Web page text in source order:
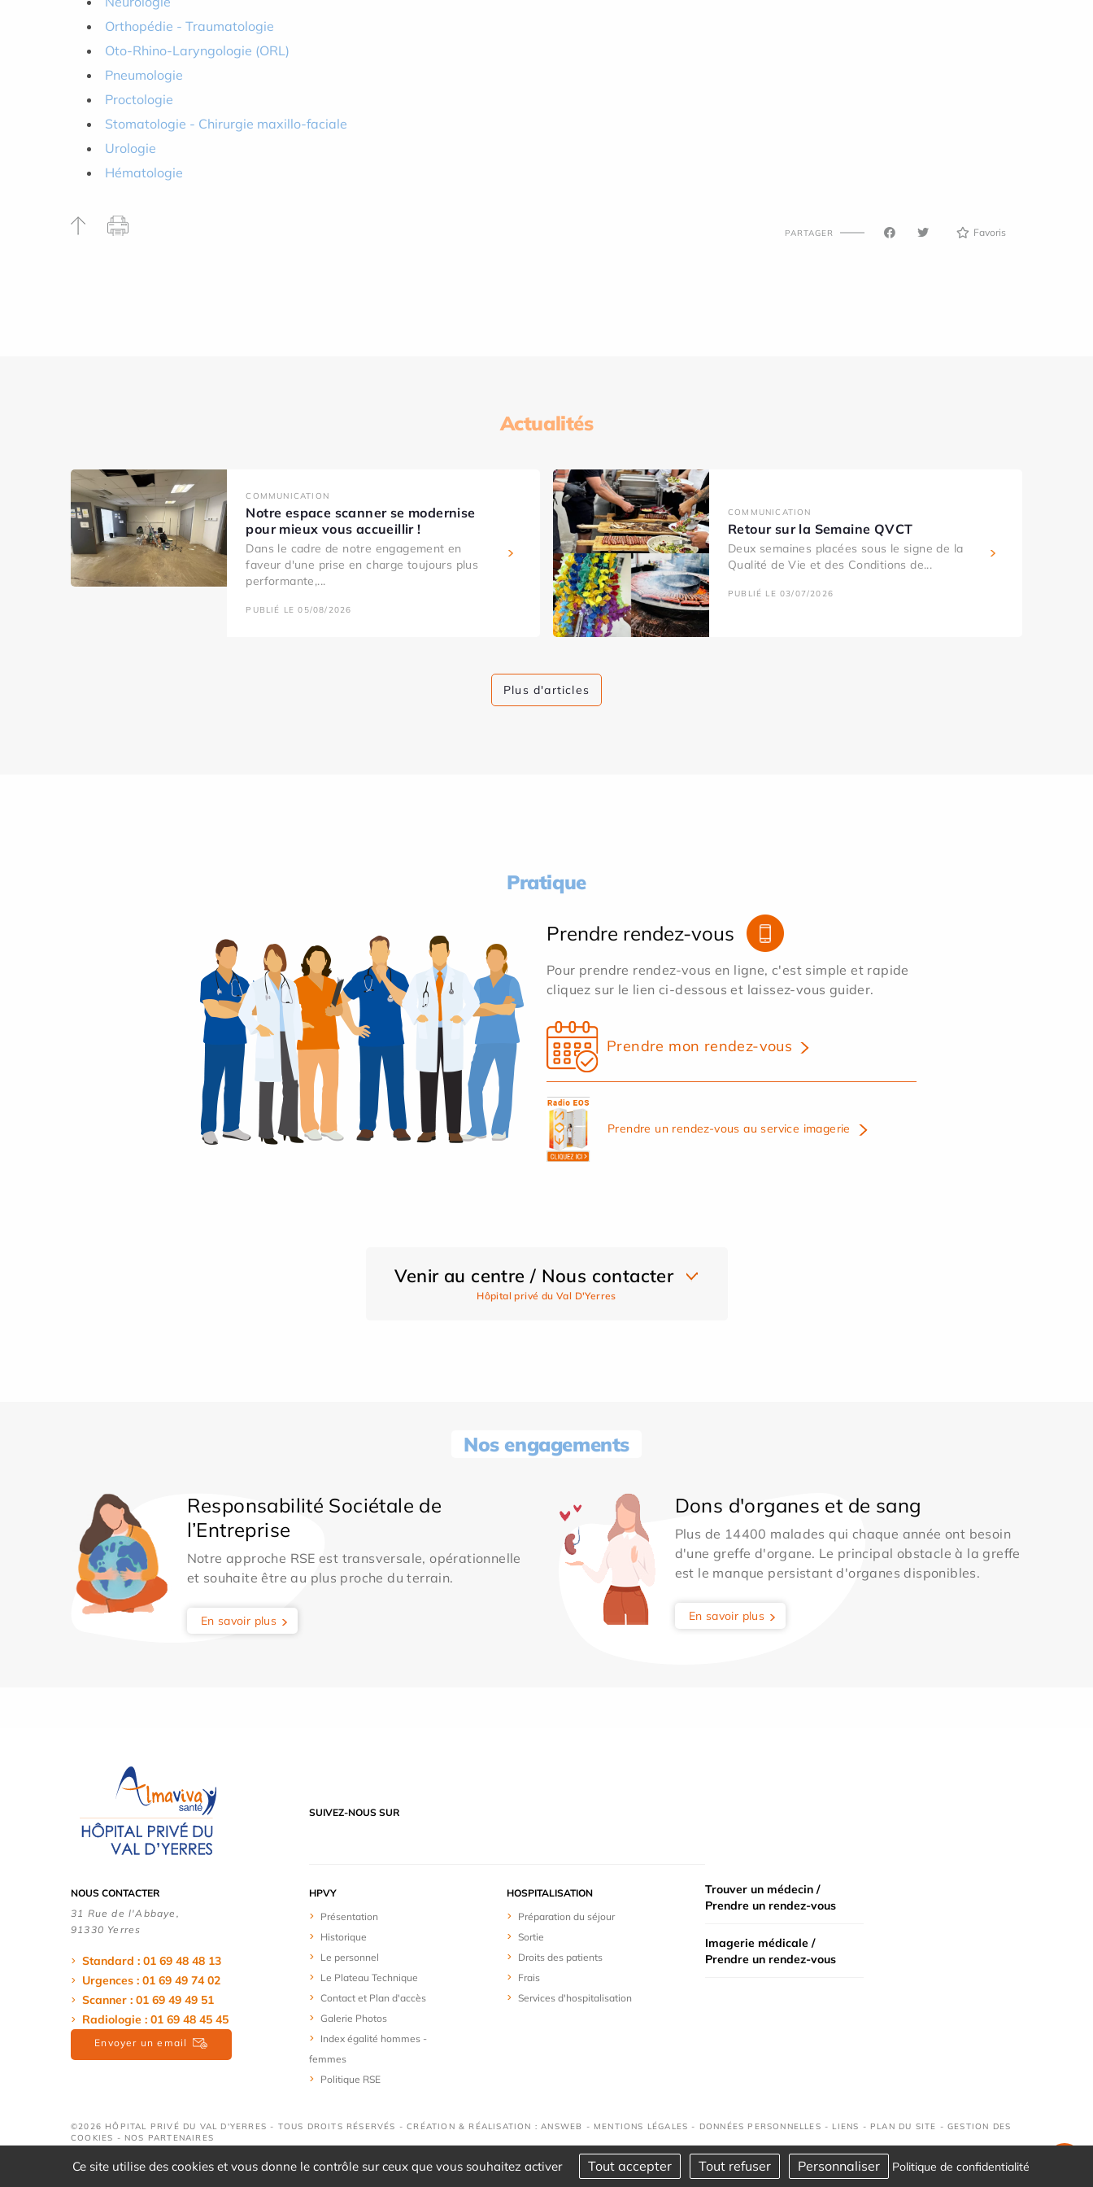
Orthopédie - Traumatologie
Oto-Rhino-Laryngologie (ORL)
Pneumologie
Proctologie
Stomatologie - Chirurgie maxillo-faciale
Urologie
Hématologie
PARTAGER Favoris
Actualités
COMMUNICATION
Notre espace scanner se modernise
pour mieux vous accueillir !
Dans le cadre de notre engagement en
faveur d'une prise en charge toujours plus
performante,...
PUBLIÉ LE 05/08/2026
COMMUNICATION
Retour sur la Semaine QVCT
Deux semaines placées sous le signe de la
Qualité de Vie et des Conditions de...
PUBLIÉ LE 03/07/2026
Plus d'articles
Pratique
Prendre rendez-vous
Pour prendre rendez-vous en ligne, c'est simple et rapide
cliquez sur le lien ci-dessous et laissez-vous guider.
Prendre mon rendez-vous
Prendre un rendez-vous au service imagerie
Venir au centre / Nous contacter
Hôpital privé du Val D'Yerres
Nos engagements
Responsabilité Sociétale de
l’Entreprise
Notre approche RSE est transversale, opérationnelle
et souhaite être au plus proche du terrain.
En savoir plus
Dons d'organes et de sang
Plus de 14400 malades qui chaque année ont besoin
d'une greffe d'organe. Le principal obstacle à la greffe
est le manque persistant d'organes disponibles.
En savoir plus
SUIVEZ-NOUS SUR
NOUS CONTACTER
31 Rue de l'Abbaye,
91330 Yerres
Standard : 01 69 48 48 13
Urgences : 01 69 49 74 02
Scanner : 01 69 49 49 51
Radiologie : 01 69 48 45 45
Envoyer un email
HPVY
Présentation
Historique
Le personnel
Le Plateau Technique
Contact et Plan d'accès
Galerie Photos
Index égalité hommes -
femmes
Politique RSE
HOSPITALISATION
Préparation du séjour
Sortie
Droits des patients
Frais
Services d'hospitalisation
Trouver un médecin /
Prendre un rendez-vous
Imagerie médicale /
Prendre un rendez-vous
©2026 HÔPITAL PRIVÉ DU VAL D'YERRES - TOUS DROITS RÉSERVÉS - CRÉATION & RÉALISATION : ANSWEB - MENTIONS LÉGALES - DONNÉES PERSONNELLES - LIENS - PLAN DU SITE -GESTION DES
COOKIES - NOS PARTENAIRES
Ce site utilise des cookies et vous donne le contrôle sur ceux que vous souhaitez activer Tout accepter Tout refuser Personnaliser Politique de confidentialité